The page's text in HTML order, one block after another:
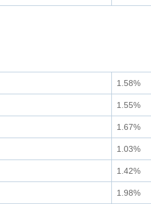
1.58%
1.55%
1.67%
1.03%
1.42%
1.98%